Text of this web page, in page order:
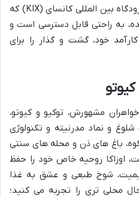
خود جای داده اند. این شهر با فرودگاه بین المللی کانسای (KIX) که
به راحتی قابل دسترسی است و
خود، گشت و گذار را برای
کیوتو
مشهورش، توکیو و کیوتو،
و نماد مدرنیته و تکنولوژی
باغ های ذن و محله های سنتی
اوزاکا روحیه خاص خود را حفظ
شوخ طبعی و عشق به غذا
محلی تری را تجربه می کنید؛